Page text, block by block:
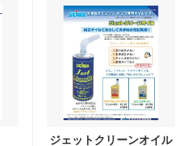
ジェットクリーンオイル